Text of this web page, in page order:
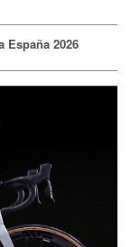
España 2026